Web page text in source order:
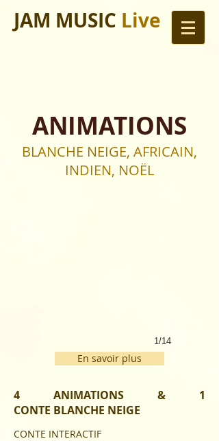
JAM MUSIC Live
ANIMATIONS
BLANCHE NEIGE, AFRICAIN,
INDIEN, NOËL
1/14
En savoir plus
4 ANIMATIONS & 1
CONTE BLANCHE NEIGE
CONTE INTERACTIF